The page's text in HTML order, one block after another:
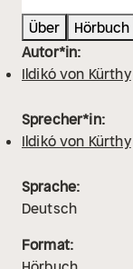
Über
Hörbuch
Autor*in:
Ildikó von Kürthy
Sprecher*in:
Ildikó von Kürthy
Sprache:
Deutsch
Format: